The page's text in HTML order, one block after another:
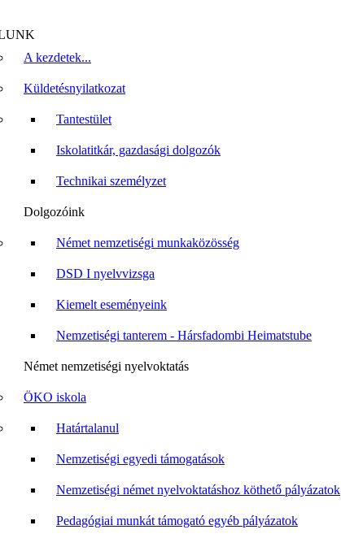
A kezdetek...
Küldetésnyilatkozat
Tantestület
Iskolatitkár, gazdasági dolgozók
Technikai személyzet
Dolgozóink
Német nemzetiségi munkaközösség
DSD I nyelvvizsga
Kiemelt eseményeink
Nemzetiségi tanterem - Hársfadombi Heimatstube
Német nemzetiségi nyelvoktatás
ÖKO iskola
Határtalanul
Nemzetiségi egyedi támogatások
Nemzetiségi német nyelvoktatáshoz köthető pályázatok
Pedagógiai munkát támogató egyéb pályázatok